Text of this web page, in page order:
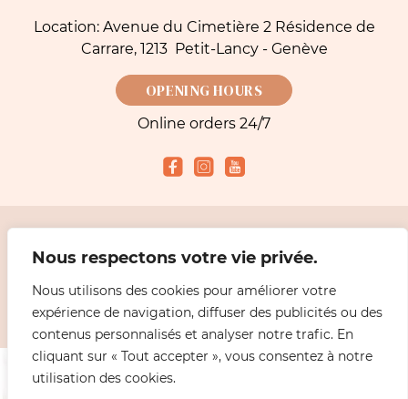
Nous respectons votre vie privée.
Nous utilisons des cookies pour améliorer votre
expérience de navigation, diffuser des publicités ou des
contenus personnalisés et analyser notre trafic. En
cliquant sur « Tout accepter », vous consentez à notre
utilisation des cookies.
Location: Avenue du Cimetière 2 Résidence de
Carrare, 1213 Petit-Lancy - Genève
OPENING HOURS
Online orders 24/7
2026 Simeoni Fleurs - Florist, Flower Bouquet and Delivery in Geneva |
information